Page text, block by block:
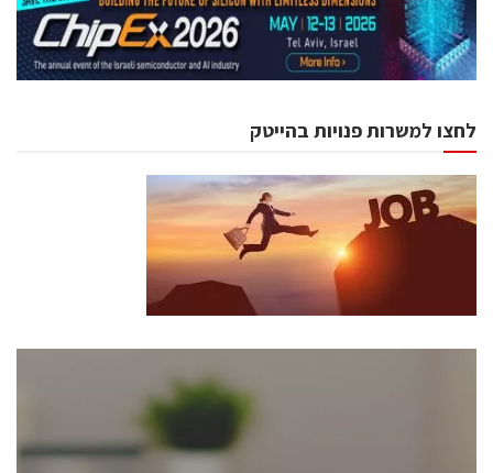
לחצו למשרות פנויות בהייטק
כנסים ואירועים